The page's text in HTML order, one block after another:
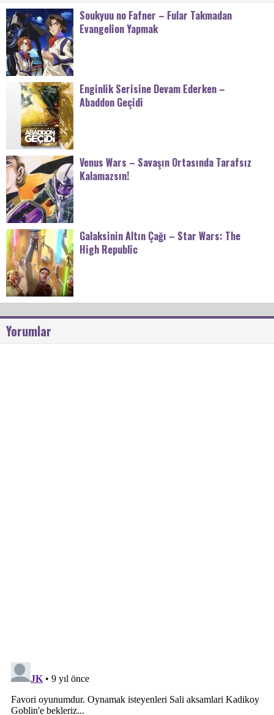
Soukyuu no Fafner – Fular Takmadan
Evangelion Yapmak
Enginlik Serisine Devam Ederken –
Abaddon Geçidi
Venus Wars – Savaşın Ortasında Tarafsız
Kalamazsın!
Galaksinin Altın Çağı – Star Wars: The
High Republic
Yorumlar